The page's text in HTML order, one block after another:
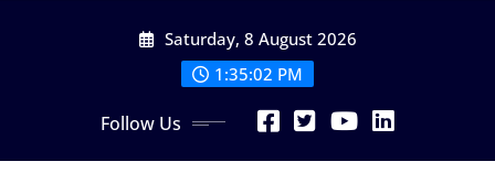
Saturday, 8 August 2026
1:35:02 PM
Follow Us